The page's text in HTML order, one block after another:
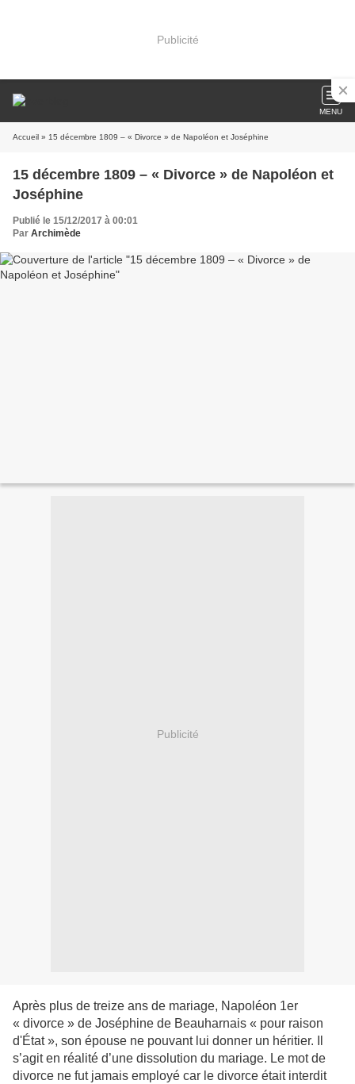
Publicité
MENU
Accueil » 15 décembre 1809 – « Divorce » de Napoléon et Joséphine
15 décembre 1809 – « Divorce » de Napoléon et
Joséphine
Publié le 15/12/2017 à 00:01
Par Archimède
Publicité
Après plus de treize ans de mariage, Napoléon 1er
« divorce » de Joséphine de Beauharnais « pour raison
d'État », son épouse ne pouvant lui donner un héritier. Il
s’agit en réalité d’une dissolution du mariage. Le mot de
divorce ne fut jamais employé car le divorce était interdit